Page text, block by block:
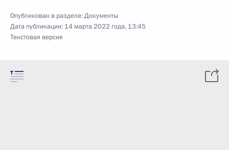
Опубликован в разделе:Документы
Дата публикации: 14 марта 2022 года, 13:45
Текстовая версия